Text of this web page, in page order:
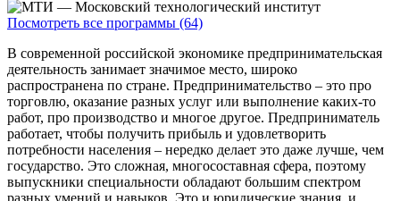
Посмотреть все программы (64)
В современной российской экономике предпринимательская
деятельность занимает значимое место, широко
распространена по стране. Предпринимательство – это про
торговлю, оказание разных услуг или выполнение каких-то
работ, про производство и многое другое. Предприниматель
работает, чтобы получить прибыль и удовлетворить
потребности населения – нередко делает это даже лучше, чем
государство. Это сложная, многосоставная сфера, поэтому
выпускники специальности обладают большим спектром